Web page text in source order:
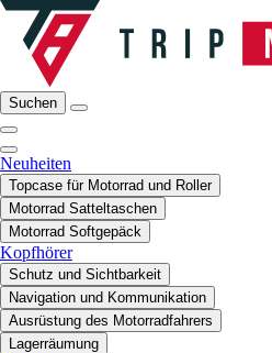
Suchen
Neuheiten
Topcase für Motorrad und Roller
Motorrad Satteltaschen
Motorrad Softgepäck
Kopfhörer
Schutz und Sichtbarkeit
Navigation und Kommunikation
Ausrüstung des Motorradfahrers
Lagerräumung